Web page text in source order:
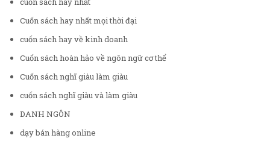
Cuốn sách hay nhất mọi thời đại
cuốn sách hay về kinh doanh
Cuốn sách hoàn hảo về ngôn ngữ cơ thể
Cuốn sách nghĩ giàu làm giàu
cuốn sách nghĩ giàu và làm giàu
DANH NGÔN
dạy bán hàng online